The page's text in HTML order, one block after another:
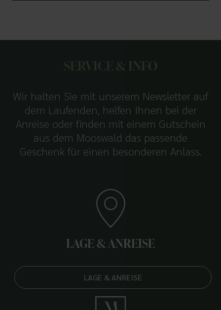
Wir halten Sie mit unserem Newsletter auf
dem Laufenden, helfen Ihnen bei der
Anreise oder finden mit einem Gutschein
aus dem Mooswald das passende
Geschenk für einen besonderen Anlass.
LAGE & ANREISE
LAGE & ANREISE